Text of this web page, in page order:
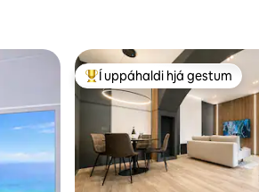
Í mestu uppáhaldi hjá gestum
Í uppáhaldi hjá gestum